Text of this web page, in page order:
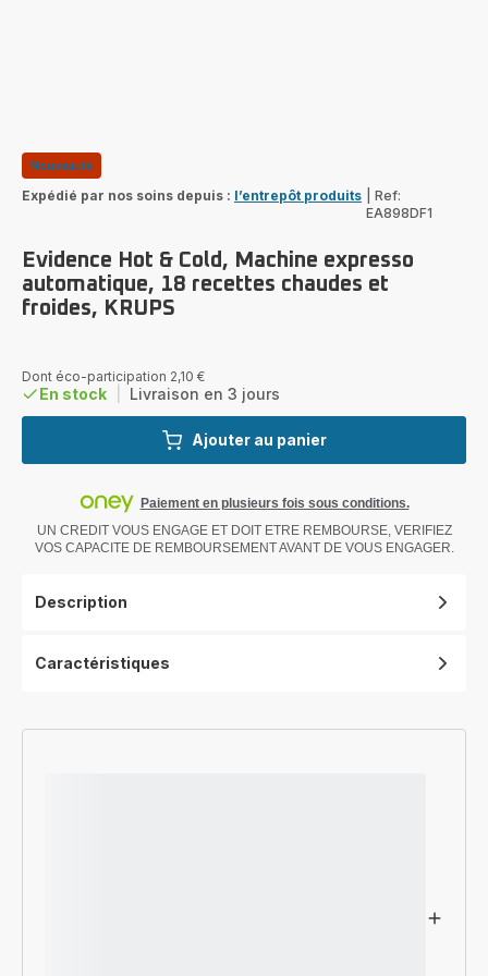
Nouveauté
Expédié par nos soins depuis : l’entrepôt produits
Ref:
EA898DF1
Evidence Hot & Cold, Machine expresso
automatique, 18 recettes chaudes et
froides, KRUPS
Dont éco-participation 2,10 €
En stock Livraison en 3 jours
Ajouter au panier
Paiement en plusieurs fois sous conditions.
UN CREDIT VOUS ENGAGE ET DOIT ETRE REMBOURSE, VERIFIEZ
VOS CAPACITE DE REMBOURSEMENT AVANT DE VOUS ENGAGER.
Description
Caractéristiques